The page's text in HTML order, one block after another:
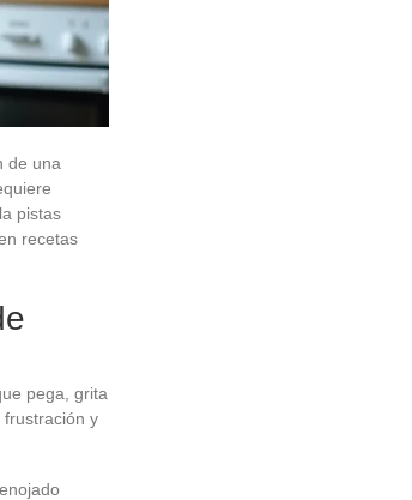
de una
pistas
recetas
pega, grita
y